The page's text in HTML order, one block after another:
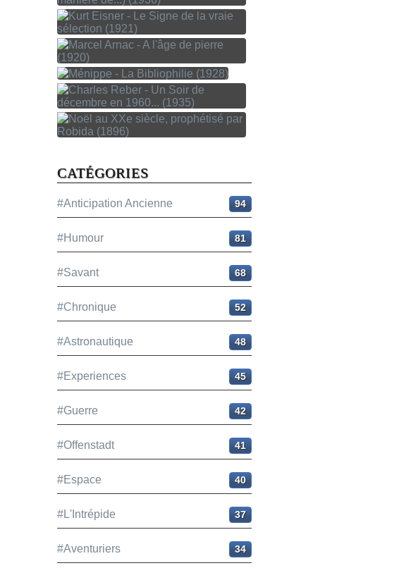
CATÉGORIES
#Anticipation Ancienne 94
#Humour 81
#Savant 68
#Chronique 52
#Astronautique 48
#Experiences 45
#Guerre 42
#Offenstadt 41
#Espace 40
#L'Intrépide 37
#Aventuriers 34